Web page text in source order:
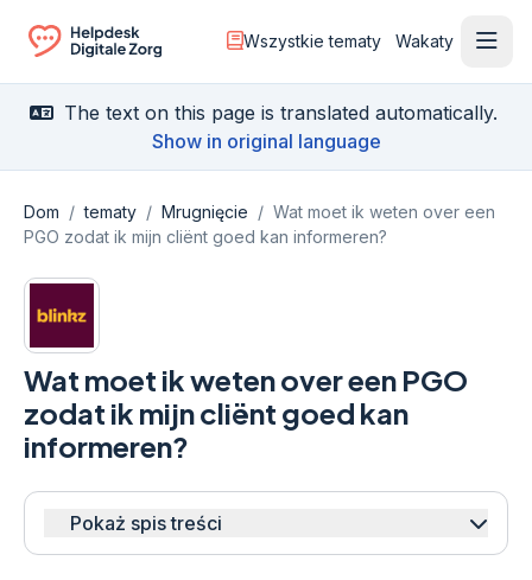
Ga naar de homepagina
Wszystkie tematy Wakaty
The text on this page is translated automatically.
Show in original language
Dom / tematy / Mrugnięcie / Wat moet ik weten over een
PGO zodat ik mijn cliënt goed kan informeren?
Wat moet ik weten over een PGO
zodat ik mijn cliënt goed kan
informeren?
Pokaż spis treści